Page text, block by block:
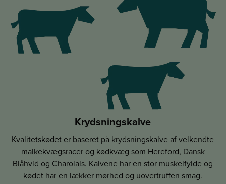
Krydsningskalve
Kvalitetskødet er baseret på krydsningskalve af velkendte
malkekvægsracer og kødkvæg som Hereford, Dansk
Blåhvid og Charolais. Kalvene har en stor muskelfylde og
kødet har en lækker mørhed og uovertruffen smag.